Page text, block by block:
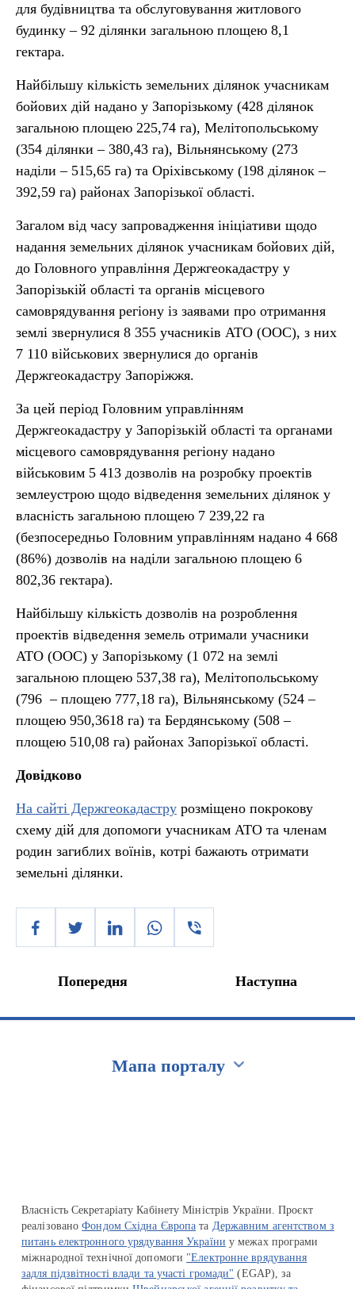
для будівництва та обслуговування житлового
будинку – 92 ділянки загальною площею 8,1
гектара.
Найбільшу кількість земельних ділянок учасникам
бойових дій надано у Запорізькому (428 ділянок
загальною площею 225,74 га), Мелітопольському
(354 ділянки – 380,43 га), Вільнянському (273
наділи – 515,65 га) та Оріхівському (198 ділянок –
392,59 га) районах Запорізької області.
Загалом від часу запровадження ініціативи щодо
надання земельних ділянок учасникам бойових дій,
до Головного управління Держгеокадастру у
Запорізькій області та органів місцевого
самоврядування регіону із заявами про отримання
землі звернулися 8 355 учасників АТО (ООС), з них
7 110 військових звернулися до органів
Держгеокадастру Запоріжжя.
За цей період Головним управлінням
Держгеокадастру у Запорізькій області та органами
місцевого самоврядування регіону надано
військовим 5 413 дозволів на розробку проектів
землеустрою щодо відведення земельних ділянок у
власність загальною площею 7 239,22 га
(безпосередньо Головним управлінням надано 4 668
(86%) дозволів на наділи загальною площею 6
802,36 гектара).
Найбільшу кількість дозволів на розроблення
проектів відведення земель отримали учасники
АТО (ООС) у Запорізькому (1 072 на землі
загальною площею 537,38 га), Мелітопольському
(796 – площею 777,18 га), Вільнянському (524 –
площею 950,3618 га) та Бердянському (508 –
площею 510,08 га) районах Запорізької області.
Довідково
На сайті Держгеокадастру розміщено покрокову
схему дій для допомоги учасникам АТО та членам
родин загиблих воїнів, котрі бажають отримати
земельні ділянки.
Попередня Наступна
Мапа порталу
Власність Секретаріату Кабінету Міністрів України. Проєкт
реалізованоФондом Східна Європа та Державним агентством з
питань електронного урядування України у межах програми
міжнародної технічної допомоги "Електронне врядування
задля підзвітності влади та участі громади" (EGAP), за